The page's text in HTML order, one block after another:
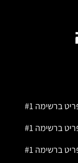
ברשימה #1
ברשימה #1
ברשימה #1